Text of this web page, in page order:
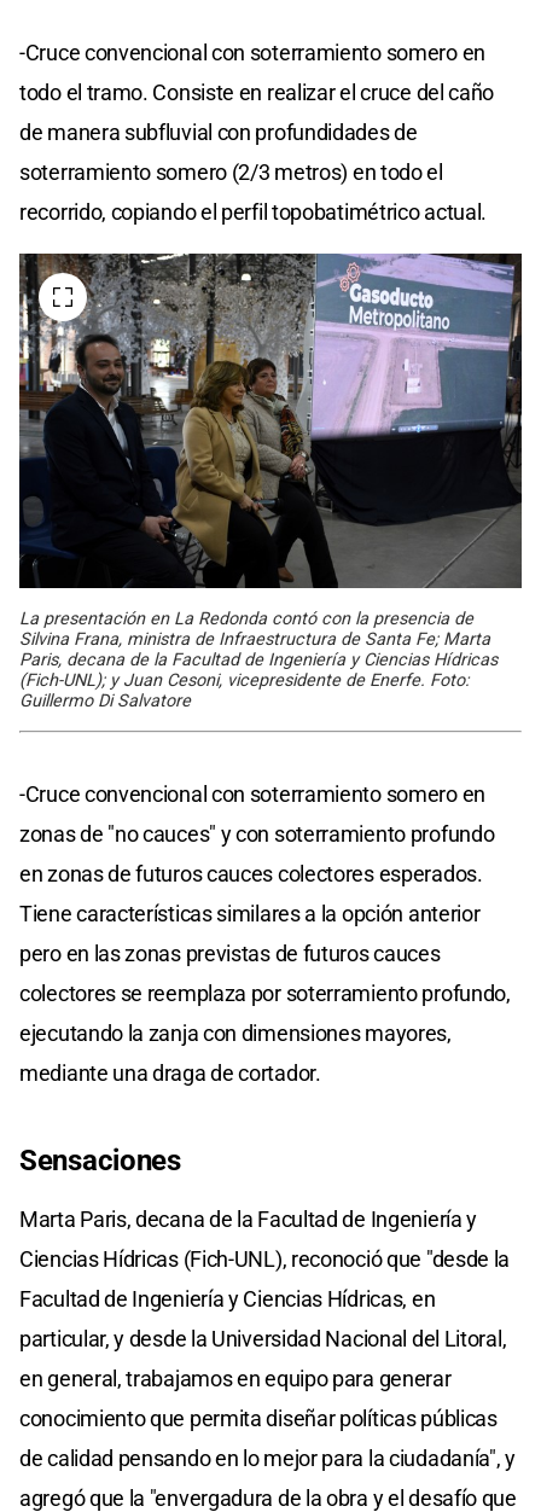
-Cruce convencional con soterramiento somero en
todo el tramo. Consiste en realizar el cruce del caño
de manera subfluvial con profundidades de
soterramiento somero (2/3 metros) en todo el
recorrido, copiando el perfil topobatimétrico actual.
La presentación en La Redonda contó con la presencia de
Silvina Frana, ministra de Infraestructura de Santa Fe; Marta
Paris, decana de la Facultad de Ingeniería y Ciencias Hídricas
(Fich-UNL); y Juan Cesoni, vicepresidente de Enerfe. Foto:
Guillermo Di Salvatore
-Cruce convencional con soterramiento somero en
zonas de "no cauces" y con soterramiento profundo
en zonas de futuros cauces colectores esperados.
Tiene características similares a la opción anterior
pero en las zonas previstas de futuros cauces
colectores se reemplaza por soterramiento profundo,
ejecutando la zanja con dimensiones mayores,
mediante una draga de cortador.
Sensaciones
Marta Paris, decana de la Facultad de Ingeniería y
Ciencias Hídricas (Fich-UNL), reconoció que "desde la
Facultad de Ingeniería y Ciencias Hídricas, en
particular, y desde la Universidad Nacional del Litoral,
en general, trabajamos en equipo para generar
conocimiento que permita diseñar políticas públicas
de calidad pensando en lo mejor para la ciudadanía", y
agregó que la "envergadura de la obra y el desafío que